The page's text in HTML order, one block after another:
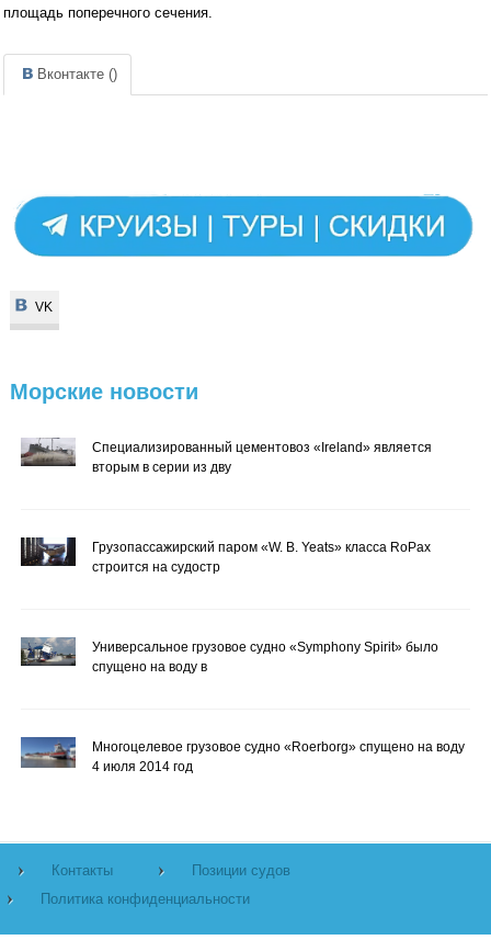
площадь поперечного сечения.
Вконтакте ()
VK
VK
Морские новости
Специализированный цементовоз «Ireland» является
вторым в серии из дву
Грузопассажирский паром «W. B. Yeats» класса RoPax
строится на судостр
Универсальное грузовое судно «Symphony Spirit» было
спущено на воду в
Многоцелевое грузовое судно «Roerborg» спущено на воду
4 июля 2014 год
Контакты
Позиции судов
Политика конфиденциальности